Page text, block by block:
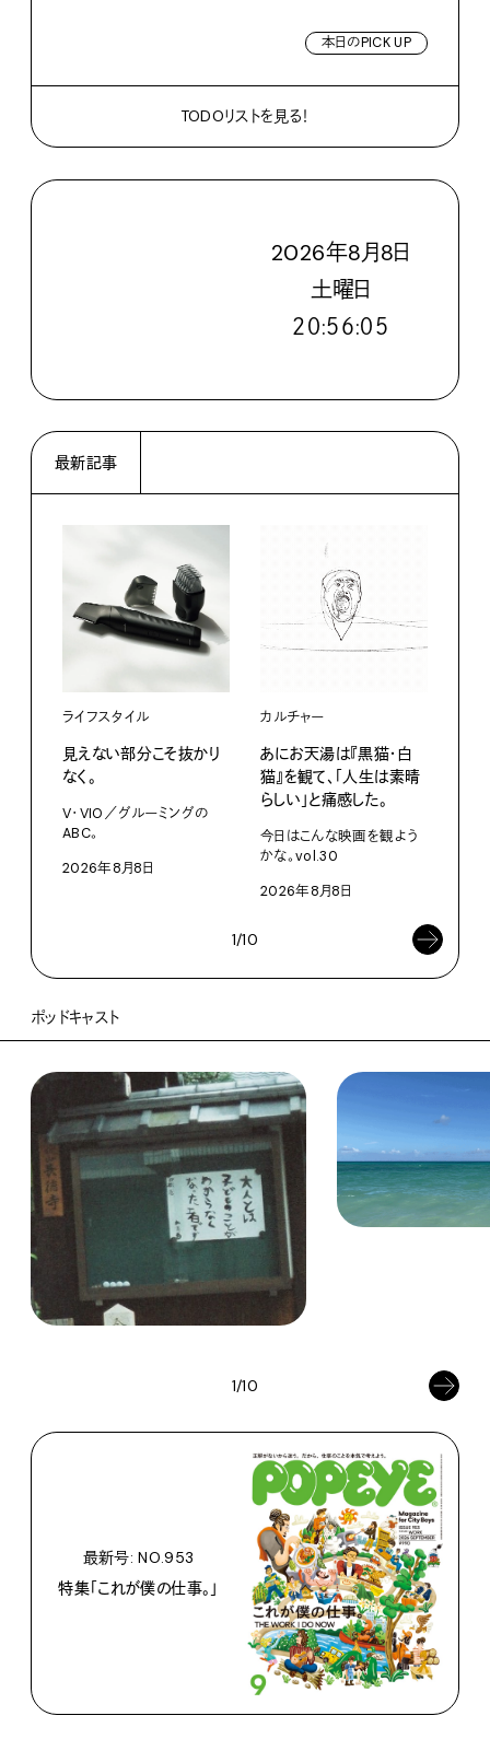
本日のPICK UP
TODOリストを見る！
2026年8月8日
土曜日
２０:５６:０６
最新記事
ライフスタイル
見えない部分こそ抜かり
なく。
V・VIO／グルーミングの
ABC。
2026年8月8日
カルチャー
あにお天湯は『黒猫・白
猫』を観て、「人生は素晴
らしい」と痛感した。
今日はこんな映画を観よう
かな。vol.30
2026年8月8日
1/10
ポッドキャスト
1/10
最新号: NO.953
特集「これが僕の仕事。」